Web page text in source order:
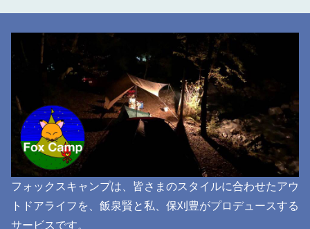
フォックスキャンプは、皆さまのスタイルに合わせたアウ
トドアライフを、飯泉賢と私、保刈豊がプロデュースする
サービスです。